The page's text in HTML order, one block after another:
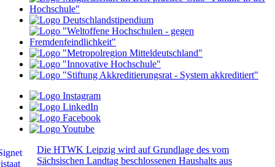
Die HTWK Leipzig wird auf Grundlage des vom
Sächsischen Landtag beschlossenen Haushalts aus